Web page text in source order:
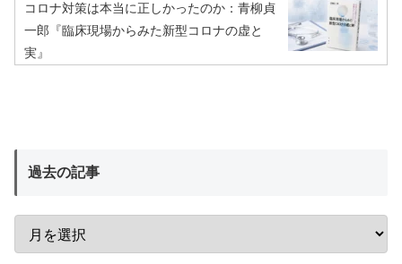
コロナ対策は本当に正しかったのか：青柳貞
一郎『臨床現場からみた新型コロナの虚と
実』
過去の記事